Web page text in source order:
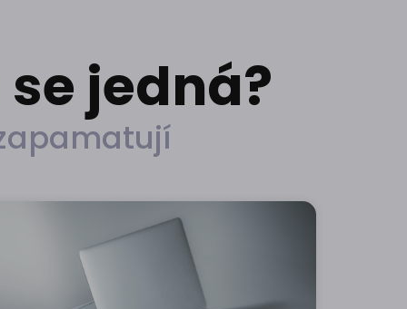
se jedná?